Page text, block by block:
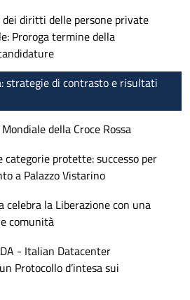
dei diritti delle persone private
Proroga termine della
strategie di contrasto e risultati
della Croce Rossa
categorie protette: successo per
a Palazzo Vistarino
celebra la Liberazione con una
comunità
- Italian Datacenter
Protocollo d’intesa sui